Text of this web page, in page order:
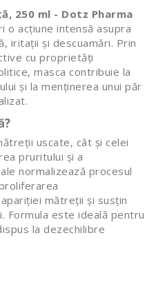
250 ml - Dotz Pharma
acțiune intensă asupra
iritații și descuamări. Prin
cu proprietăți
masca contribuie la
și la menținerea unui păr
uscate, cât și celei
pruritului și a
normalizează procesul
mătreții și susțin
Formula este ideală pentru
la dezechilibre